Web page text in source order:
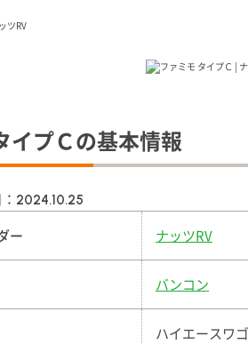
イプＣの基本情報
2024.10.25
ー ナッツRV
バンコン
ハイエースワ